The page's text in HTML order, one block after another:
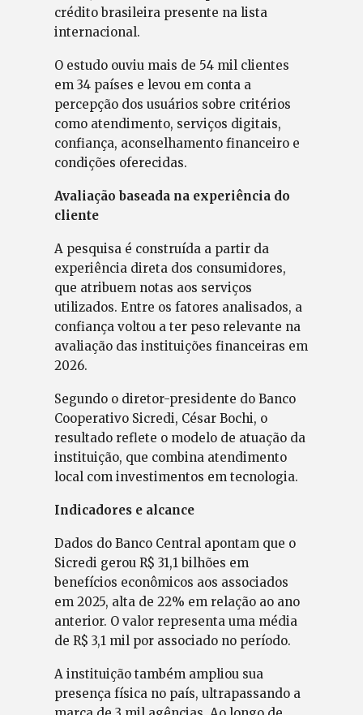
crédito brasileira presente na lista
internacional.
O estudo ouviu mais de 54 mil clientes
em 34 países e levou em conta a
percepção dos usuários sobre critérios
como atendimento, serviços digitais,
confiança, aconselhamento financeiro e
condições oferecidas.
Avaliação baseada na experiência do
cliente
A pesquisa é construída a partir da
experiência direta dos consumidores,
que atribuem notas aos serviços
utilizados. Entre os fatores analisados, a
confiança voltou a ter peso relevante na
avaliação das instituições financeiras em
2026.
Segundo o diretor-presidente do Banco
Cooperativo Sicredi, César Bochi, o
resultado reflete o modelo de atuação da
instituição, que combina atendimento
local com investimentos em tecnologia.
Indicadores e alcance
Dados do Banco Central apontam que o
Sicredi gerou R$ 31,1 bilhões em
benefícios econômicos aos associados
em 2025, alta de 22% em relação ao ano
anterior. O valor representa uma média
de R$ 3,1 mil por associado no período.
A instituição também ampliou sua
presença física no país, ultrapassando a